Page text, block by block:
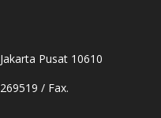
Pusat 10610
/ Fax.